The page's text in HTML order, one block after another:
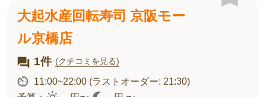
大起水産回転寿司 京阪モー
ル京橋店
1件 (クチコミを見る)
11:00~22:00 (ラストオーダー: 21:30)